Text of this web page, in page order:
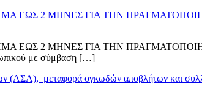
ΕΩΣ 2 ΜΗΝΕΣ ΓΙΑ ΤΗΝ
ΕΩΣ 2 ΜΗΝΕΣ ΓΙΑ ΤΗΝ
με σύμβαση […]
(ΑΣΑ), μεταφορά ογκωδών αποβλήτων και